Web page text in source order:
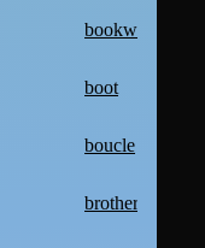
bookworm
boot
boucle
brother